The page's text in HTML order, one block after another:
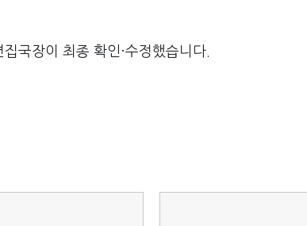
국장이 최종 확인·수정했습니다.